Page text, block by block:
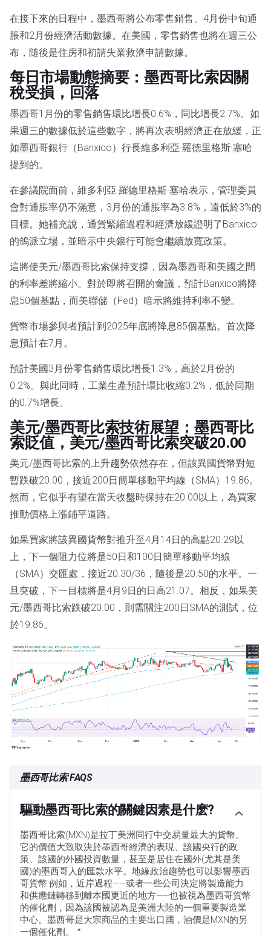
在接下來的日程中，墨西哥將公布零售銷售、4月份中旬通
脹和2月份經濟活動數據。在美國，零售銷售也將在週三公
布，隨後是住房和初請失業救濟申請數據。
每日市場動態摘要：墨西哥比索因關
稅受損，回落
墨西哥1月份的零售銷售環比增長0.6%，同比增長2.7%。如
果週三的數據低於這些數字，將再次表明經濟正在放緩，正
如墨西哥銀行（Banxico）行長維多利亞·羅德里格斯·塞哈
提到的。
在參議院面前，維多利亞·羅德里格斯·塞哈表示，管理委員
會對通脹率仍不滿意，3月份的通脹率為3.8%，遠低於3%的
目標。她補充說，通貨緊縮過程和經濟放緩證明了Banxico
的鴿派立場，並暗示中央銀行可能會繼續放寬政策。
這將使美元/墨西哥比索保持支撐，因為墨西哥和美國之間
的利率差將縮小。對於即將召開的會議，預計Banxico將降
息50個基點，而美聯儲（Fed）暗示將維持利率不變。
貨幣市場參與者預計到2025年底將降息85個基點。首次降
息預計在7月。
預計美國3月份零售銷售環比增長1.3%，高於2月份的
0.2%。與此同時，工業生產預計環比收縮0.2%，低於同期
的0.7%增長。
美元/墨西哥比索技術展望：墨西哥比
索貶值，美元/墨西哥比索突破20.00
美元/墨西哥比索的上升趨勢依然存在，但該異國貨幣對短
暫跌破20.00，接近200日簡單移動平均線（SMA）19.86。
然而，它似乎有望在當天收盤時保持在20.00以上，為買家
推動價格上漲鋪平道路。
如果買家將該異國貨幣對推升至4月14日的高點20.29以
上，下一個阻力位將是50日和100日簡單移動平均線
（SMA）交匯處，接近20.30/36，隨後是20.50的水平。一
旦突破，下一目標將是4月9日的日高21.07。相反，如果美
元/墨西哥比索跌破20.00，則需關注200日SMA的測試，位
於19.86。
墨西哥比索 FAQS
驅動墨西哥比索的關鍵因素是什麽?
墨西哥比索(MXN)是拉丁美洲同行中交易量最大的貨幣。
它的價值大致取決於墨西哥經濟的表現、該國央行的政
策、該國的外國投資數量，甚至是居住在國外(尤其是美
國)的墨西哥人的匯款水平。地緣政治趨勢也可以影響墨西
哥貨幣:例如，近岸過程——或者一些公司決定將製造能力
和供應鏈轉移到離本國更近的地方——也被視為墨西哥貨幣
的催化劑，因為該國被認為是美洲大陸的一個重要製造業
中心。墨西哥是大宗商品的主要出口國，油價是MXN的另
一個催化劑。＂